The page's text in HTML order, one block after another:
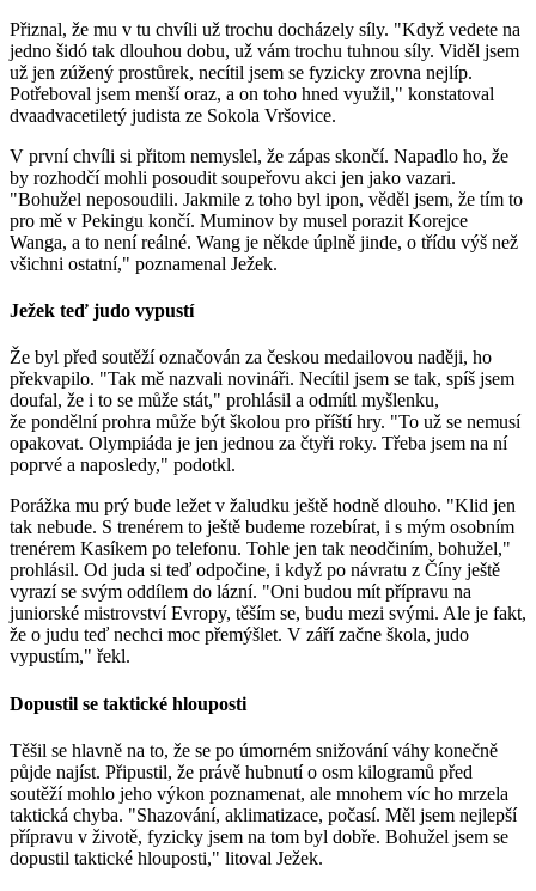
Přiznal, že mu v tu chvíli už trochu docházely síly. "Když vedete na
jedno šidó tak dlouhou dobu, už vám trochu tuhnou síly. Viděl jsem
už jen zúžený prostůrek, necítil jsem se fyzicky zrovna nejlíp.
Potřeboval jsem menší oraz, a on toho hned využil," konstatoval
dvaadvacetiletý judista ze Sokola Vršovice.
V první chvíli si přitom nemyslel, že zápas skončí. Napadlo ho, že
by rozhodčí mohli posoudit soupeřovu akci jen jako vazari.
"Bohužel neposoudili. Jakmile z toho byl ipon, věděl jsem, že tím to
pro mě v Pekingu končí. Muminov by musel porazit Korejce
Wanga, a to není reálné. Wang je někde úplně jinde, o třídu výš než
všichni ostatní," poznamenal Ježek.
Ježek teď judo vypustí
Že byl před soutěží označován za českou medailovou naději, ho
překvapilo. "Tak mě nazvali novináři. Necítil jsem se tak, spíš jsem
doufal, že i to se může stát," prohlásil a odmítl myšlenku,
že pondělní prohra může být školou pro příští hry. "To už se nemusí
opakovat. Olympiáda je jen jednou za čtyři roky. Třeba jsem na ní
poprvé a naposledy," podotkl.
Porážka mu prý bude ležet v žaludku ještě hodně dlouho. "Klid jen
tak nebude. S trenérem to ještě budeme rozebírat, i s mým osobním
trenérem Kasíkem po telefonu. Tohle jen tak neodčiním, bohužel,"
prohlásil. Od juda si teď odpočine, i když po návratu z Číny ještě
vyrazí se svým oddílem do lázní. "Oni budou mít přípravu na
juniorské mistrovství Evropy, těším se, budu mezi svými. Ale je fakt,
že o judu teď nechci moc přemýšlet. V září začne škola, judo
vypustím," řekl.
Dopustil se taktické hlouposti
Těšil se hlavně na to, že se po úmorném snižování váhy konečně
půjde najíst. Připustil, že právě hubnutí o osm kilogramů před
soutěží mohlo jeho výkon poznamenat, ale mnohem víc ho mrzela
taktická chyba. "Shazování, aklimatizace, počasí. Měl jsem nejlepší
přípravu v životě, fyzicky jsem na tom byl dobře. Bohužel jsem se
dopustil taktické hlouposti," litoval Ježek.